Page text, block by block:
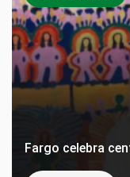
Fargo celebra